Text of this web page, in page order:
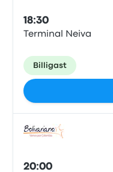
18:30
Terminal Neiva
Billigast
20:00